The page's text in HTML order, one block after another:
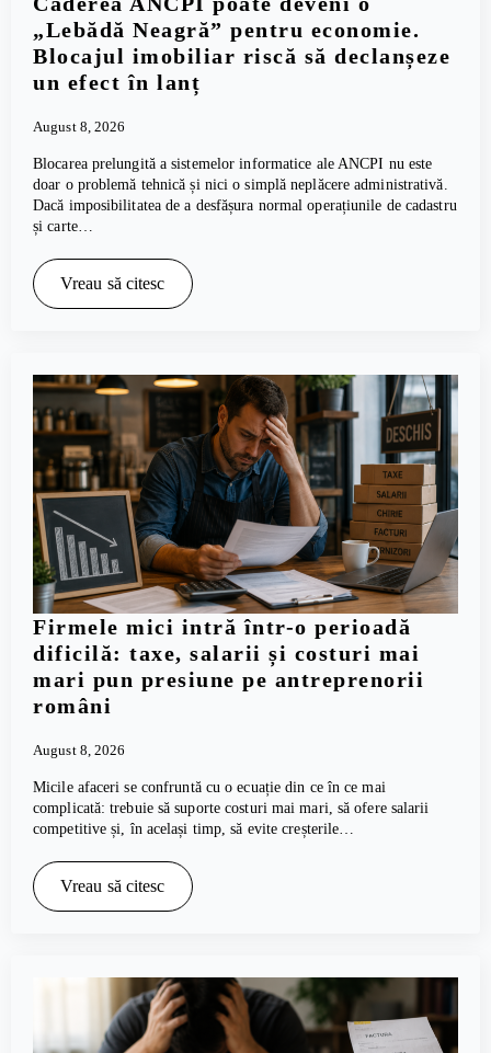
„Lebădă Neagră” pentru economie.
Blocajul imobiliar riscă să declanșeze
un efect în lanț
August 8, 2026
Blocarea prelungită a sistemelor informatice ale ANCPI nu este
doar o problemă tehnică și nici o simplă neplăcere administrativă.
Dacă imposibilitatea de a desfășura normal operațiunile de cadastru
și carte…
Vreau să citesc
Firmele mici intră într-o perioadă
dificilă: taxe, salarii și costuri mai
mari pun presiune pe antreprenorii
români
August 8, 2026
Micile afaceri se confruntă cu o ecuație din ce în ce mai
complicată: trebuie să suporte costuri mai mari, să ofere salarii
competitive și, în același timp, să evite creșterile…
Vreau să citesc